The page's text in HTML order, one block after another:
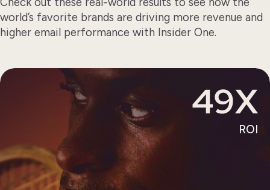
world’s favorite brands are driving more revenue and
higher email performance with Insider One.
49X
ROI